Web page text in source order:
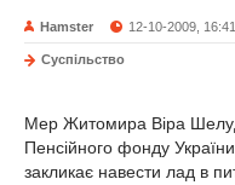
Hamster 12-10-2009, 16:41
Суспільство
Мер Житомира Віра
Пенсійного фонду
закликає навести лад в